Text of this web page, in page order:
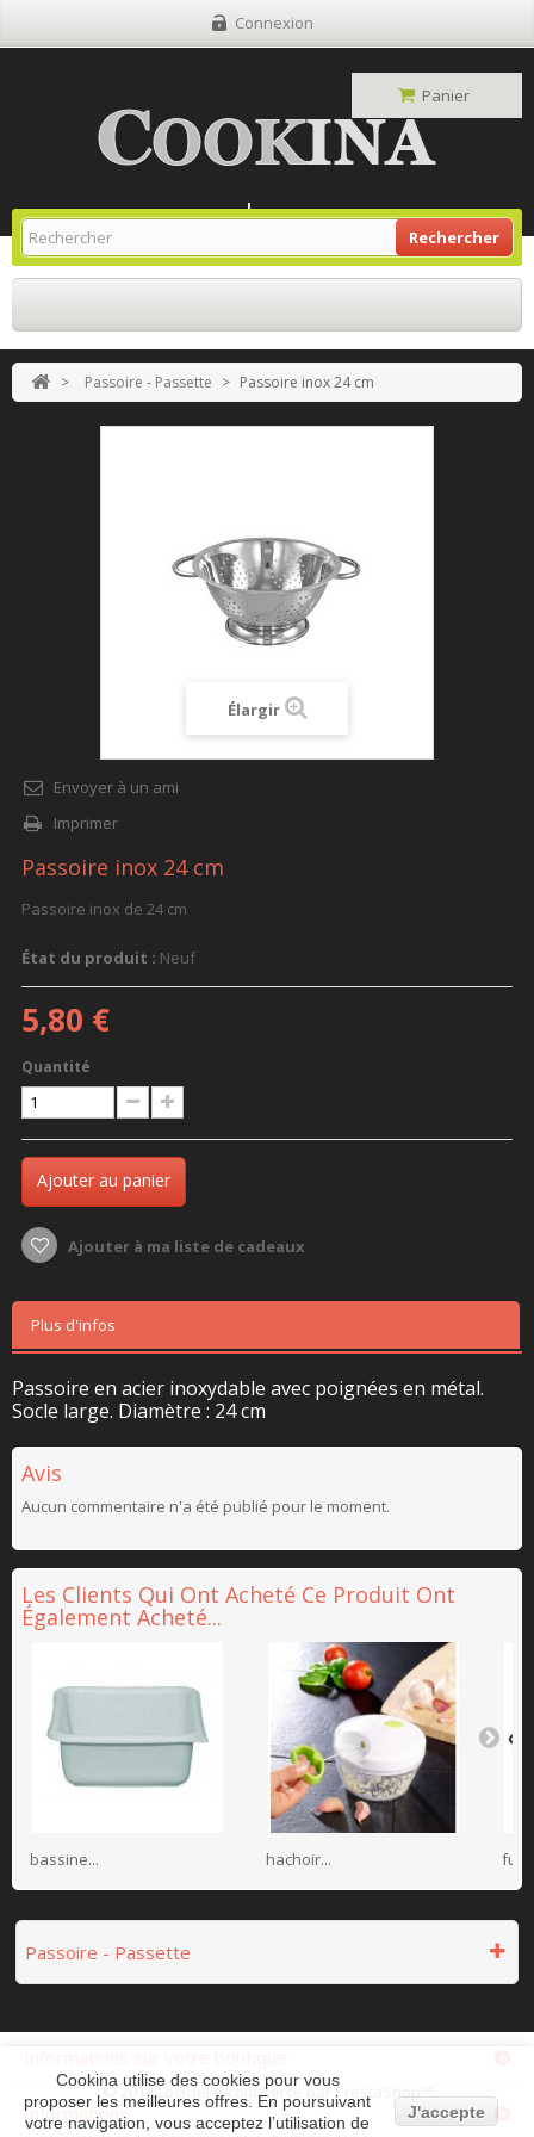
Connexion
Rechercher
Panier
Site Grill Gaz Retour À L'accueil
> Passoire - Passette > Passoire inox 24 cm
Élargir
Envoyer à un ami
Imprimer
Passoire inox 24 cm
Passoire inox de 24 cm
État du produit : Neuf
5,80 €
Quantité
Ajouter au panier
Ajouter à ma liste de cadeaux
Plus d'infos
Passoire en acier inoxydable avec poignées en métal.
Socle large. Diamètre : 24 cm
Avis
Aucun commentaire n'a été publié pour le moment.
Les Clients Qui Ont Acheté Ce Produit Ont
Également Acheté...
bassine... hachoir...
Passoire - Passette
Informations
© 2014Logiciel e-commerce par PrestaShop™
Cookina utilise des cookies pour vous
proposer les meilleures offres. En poursuivant
votre navigation, vous acceptez l’utilisation de
J'accepte